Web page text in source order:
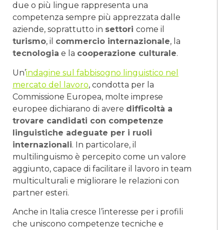
due o più lingue rappresenta una
competenza sempre più apprezzata dalle
aziende, soprattutto in settori come il
turismo, il commercio internazionale, la
tecnologia e la cooperazione culturale.
Un’indagine sul fabbisogno linguistico nel
mercato del lavoro, condotta per la
Commissione Europea, molte imprese
europee dichiarano di avere difficoltà a
trovare candidati con competenze
linguistiche adeguate per i ruoli
internazionali. In particolare, il
multilinguismo è percepito come un valore
aggiunto, capace di facilitare il lavoro in team
multiculturali e migliorare le relazioni con
partner esteri.
Anche in Italia cresce l’interesse per i profili
che uniscono competenze tecniche e